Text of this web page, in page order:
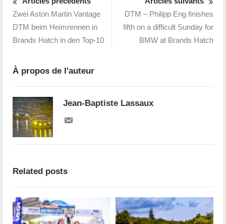
Zwei Aston Martin Vantage
DTM beim Heimrennen in
Brands Hatch in den Top-10
DTM – Philipp Eng finishes
fifth on a difficult Sunday for
BMW at Brands Hatch
À propos de l'auteur
Jean-Baptiste Lassaux
Related posts